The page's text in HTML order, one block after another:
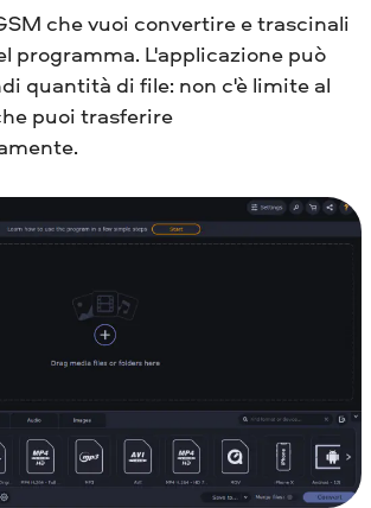
che vuoi convertire e trascinali
programma. L'applicazione può
quantità di file: non c'è limite al
puoi trasferire